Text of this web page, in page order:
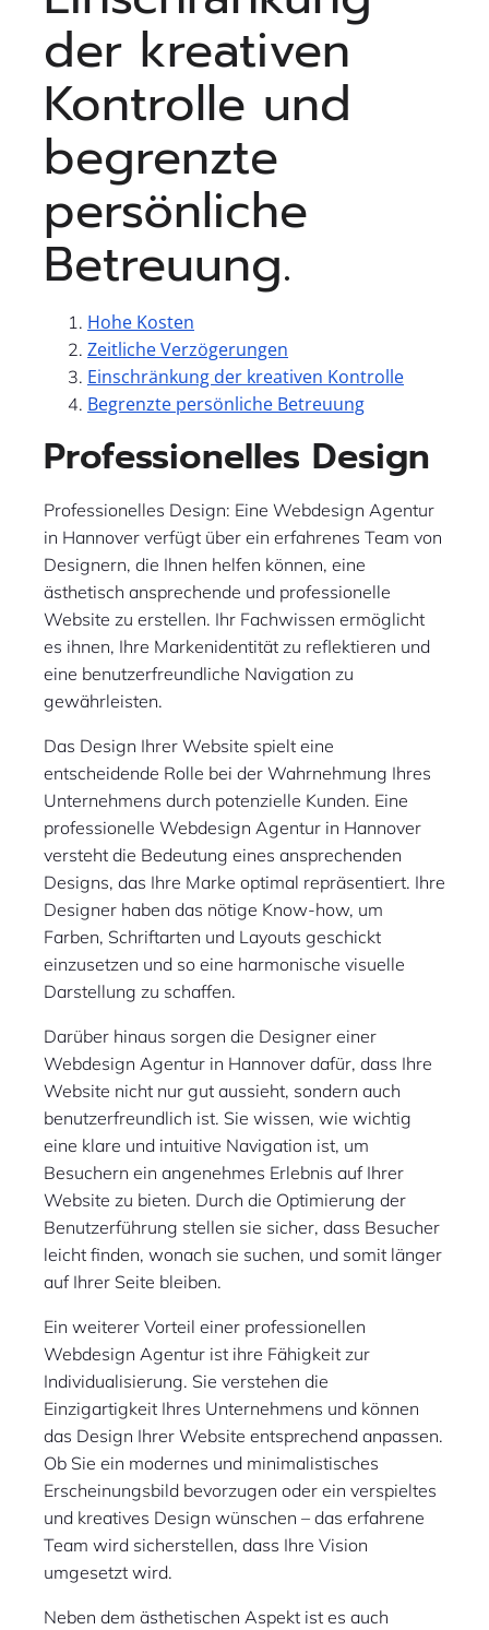
der kreativen
Kontrolle und
begrenzte
persönliche
Betreuung.
Hohe Kosten
Zeitliche Verzögerungen
Einschränkung der kreativen Kontrolle
Begrenzte persönliche Betreuung
Professionelles Design
Professionelles Design: Eine Webdesign Agentur
in Hannover verfügt über ein erfahrenes Team von
Designern, die Ihnen helfen können, eine
ästhetisch ansprechende und professionelle
Website zu erstellen. Ihr Fachwissen ermöglicht
es ihnen, Ihre Markenidentität zu reflektieren und
eine benutzerfreundliche Navigation zu
gewährleisten.
Das Design Ihrer Website spielt eine
entscheidende Rolle bei der Wahrnehmung Ihres
Unternehmens durch potenzielle Kunden. Eine
professionelle Webdesign Agentur in Hannover
versteht die Bedeutung eines ansprechenden
Designs, das Ihre Marke optimal repräsentiert. Ihre
Designer haben das nötige Know-how, um
Farben, Schriftarten und Layouts geschickt
einzusetzen und so eine harmonische visuelle
Darstellung zu schaffen.
Darüber hinaus sorgen die Designer einer
Webdesign Agentur in Hannover dafür, dass Ihre
Website nicht nur gut aussieht, sondern auch
benutzerfreundlich ist. Sie wissen, wie wichtig
eine klare und intuitive Navigation ist, um
Besuchern ein angenehmes Erlebnis auf Ihrer
Website zu bieten. Durch die Optimierung der
Benutzerführung stellen sie sicher, dass Besucher
leicht finden, wonach sie suchen, und somit länger
auf Ihrer Seite bleiben.
Ein weiterer Vorteil einer professionellen
Webdesign Agentur ist ihre Fähigkeit zur
Individualisierung. Sie verstehen die
Einzigartigkeit Ihres Unternehmens und können
das Design Ihrer Website entsprechend anpassen.
Ob Sie ein modernes und minimalistisches
Erscheinungsbild bevorzugen oder ein verspieltes
und kreatives Design wünschen – das erfahrene
Team wird sicherstellen, dass Ihre Vision
umgesetzt wird.
Neben dem ästhetischen Aspekt ist es auch